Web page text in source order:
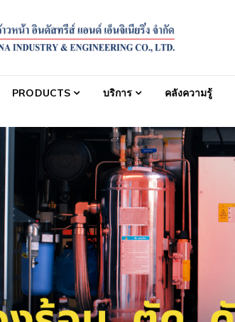
PRODUCTS บริการ คลังความรู้